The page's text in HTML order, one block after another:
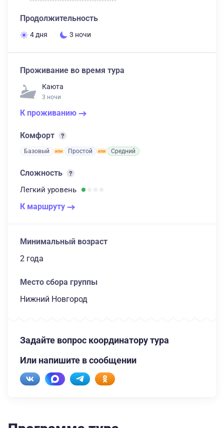
Продолжительность
4 дня 3 ночи
Проживание во время тура
Каюта
3 ночи
К проживанию
Комфорт
Базовый Простой Средний
Сложность
Легкий уровень
К маршруту
Минимальный возраст
2 года
Место сбора группы
Нижний Новгород
Задайте вопрос координатору тура
Или напишите в сообщении